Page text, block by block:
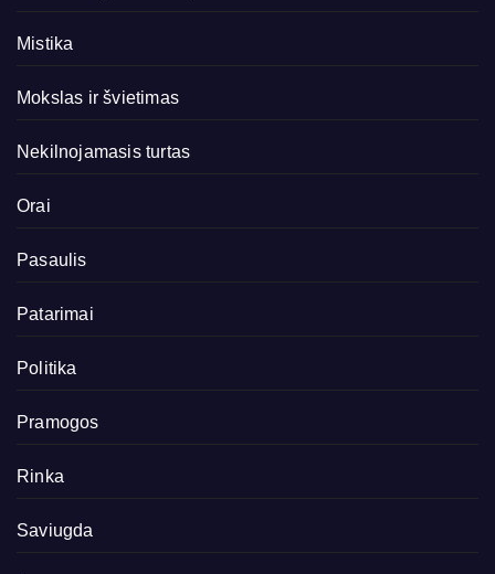
Mistika
Mokslas ir švietimas
Nekilnojamasis turtas
Orai
Pasaulis
Patarimai
Politika
Pramogos
Rinka
Saviugda